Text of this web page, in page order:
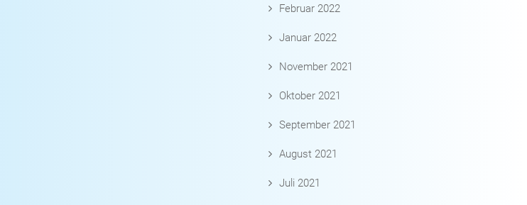
Februar 2022
Januar 2022
November 2021
Oktober 2021
September 2021
August 2021
Juli 2021